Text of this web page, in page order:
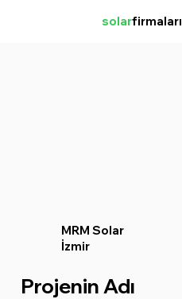
solarfirmaları
MRM Solar
İzmir
Projenin Adı